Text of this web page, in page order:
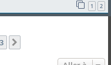
1 2
3